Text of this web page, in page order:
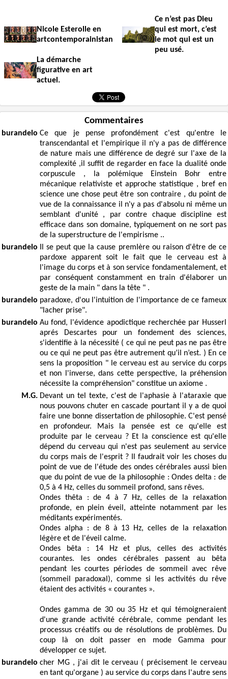
Nicole Esterolle en
artcontemporainistan
Ce n’est pas Dieu
qui est mort, c’est
le mot qui est un
peu usé.
La démarche
figurative en art
actuel.
Commentaires
burandelo Ce que je pense profondément c'est qu'entre le
transcendantal et l'empirique il n'y a pas de différence
de nature mais une différence de degré sur l'axe de la
complexité ,il suffit de regarder en face la dualité onde
corpuscule , la polémique Einstein Bohr entre
mécanique relativiste et approche statistique , bref en
science une chose peut être son contraire , du point de
vue de la connaissance il n'y a pas d'absolu ni même un
semblant d'unité , par contre chaque discipline est
efficace dans son domaine, typiquement on ne sort pas
de la superstructure de l'empirisme ..
burandelo
Il se peut que la cause premIère ou raison d'être de ce
pardoxe apparent soit le fait que le cerveau est à
l'image du corps et à son service fondamentalement, et
par conséquent constamment en train d'élaborer un
geste de la main " dans la tête " .
burandelo paradoxe, d'ou l'intuition de l'importance de ce fameux
"lacher prise".
burandelo Au fond, l'évidence apodictique recherchée par Husserl
aprés Descartes pour un fondement des sciences,
s'identifie à la nécessité ( ce qui ne peut pas ne pas être
ou ce qui ne peut pas être autrement qu’il n’est. ) En ce
sens la proposition " le cerveau est au service du corps
et non l'inverse, dans cette perspective, la préhension
nécessite la compréhension" constitue un axiome .
M.G. Devant un tel texte, c'est de l'aphasie à l'ataraxie que
nous pouvons chuter en cascade pourtant il y a de quoi
faire une bonne dissertation de philosophie. C'est pensé
en profondeur. Mais la pensée est ce qu'elle est
produite par le cerveau ? Et la conscience est qu'elle
dépend du cerveau qui n'est pas seulement au service
du corps mais de l'esprit ? Il faudrait voir les choses du
point de vue de l'étude des ondes cérébrales aussi bien
que du point de vue de la philosophie : Ondes delta : de
0,5 à 4 Hz, celles du sommeil profond, sans rêves.
Ondes thêta : de 4 à 7 Hz, celles de la relaxation
profonde, en plein éveil, atteinte notamment par les
méditants expérimentés.
Ondes alpha : de 8 à 13 Hz, celles de la relaxation
légère et de l'éveil calme.
Ondes bêta : 14 Hz et plus, celles des activités
courantes. les ondes cérébrales passent au bêta
pendant les courtes périodes de sommeil avec rêve
(sommeil paradoxal), comme si les activités du rêve
étaient des activités « courantes ».
Ondes gamma de 30 ou 35 Hz et qui témoigneraient
d'une grande activité cérébrale, comme pendant les
processus créatifs ou de résolutions de problèmes. Du
coup là on doit passer en mode Gamma pour
développer ce sujet.
burandelo cher MG , j'ai dit le cerveau ( précisement le cerveau
en tant qu'organe ) au service du corps dans l'autre sens